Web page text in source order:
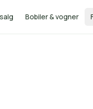
Bobiler & vogner